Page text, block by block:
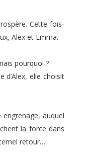
Cette fois-
Alex et Emma.
pourquoi ?
d’Alex, elle choisit
engrenage, auquel
la force dans
retour…